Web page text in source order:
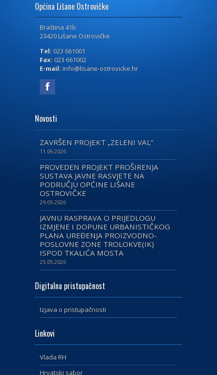
Općina Lišane Ostrovičke
Braština 41b
23420 Lišane Ostrovičke
Tel: 023 661001
Fax: 023 661002
E-mail: info@lisane-ostrovicke.hr
Novosti
ZAVRŠEN PROJEKT „ZELENI VAL“
11.06.2026
PROVEDEN PROJEKT PROŠIRENJA
SUSTAVA JAVNE RASVJETE NA
PODRUČJU OPĆINE LIŠANE
OSTROVIČKE
29.05.2026
JAVNU RASPRAVA O PRIJEDLOGU
IZMJENE I DOPUNE URBANISTIČKOG
PLANA UREĐENJA PROIZVODNO-
POSLOVNE ZONE TROLOKVE(IK)
ISPOD TKALIĆA MOSTA
25.05.2026
Digitalna pristupačnost
Izjava o pristupačnosti
Linkovi
Vlada RH
Hrvatski sabor